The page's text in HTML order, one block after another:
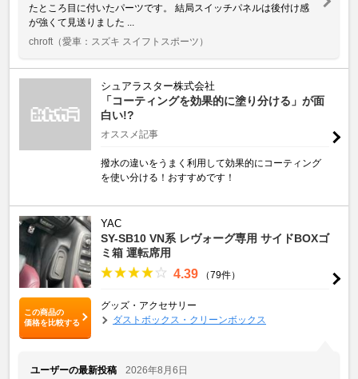
たところ目に付いたパーツです。 結局スイッチパネルは後付け感
が強くて見送りました ...
chroft （愛車：スズキ スイフトスポーツ）
シュアラスター株式会社
「コーティングを効果的に塗り分ける」が面
白い!?
オススメ記事
撥水の違いをうまく利用して効果的にコーティング
を使い分ける！おすすめです！
この商品の
価格を比較する
YAC
SY-SB10 VN系 レヴォーグ専用 サイドBOXゴ
ミ箱 運転席用
4.39 （79件）
グッズ・アクセサリー
ダストボックス・クリーンボックス
ユーザーの最新投稿
2026年8月6日